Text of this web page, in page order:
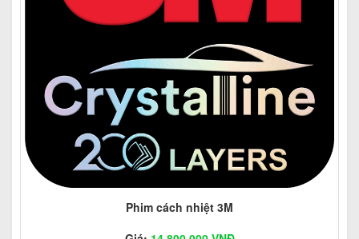
Phim cách nhiệt 3M